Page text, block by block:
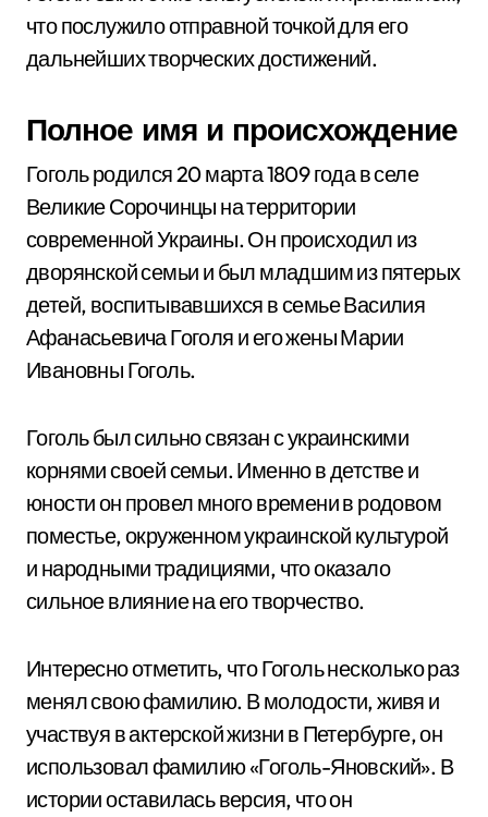
что послужило отправной точкой для его
дальнейших творческих достижений.
Полное имя и происхождение
Гоголь родился 20 марта 1809 года в селе
Великие Сорочинцы на территории
современной Украины. Он происходил из
дворянской семьи и был младшим из пятерых
детей, воспитывавшихся в семье Василия
Афанасьевича Гоголя и его жены Марии
Ивановны Гоголь.
Гоголь был сильно связан с украинскими
корнями своей семьи. Именно в детстве и
юности он провел много времени в родовом
поместье, окруженном украинской культурой
и народными традициями, что оказало
сильное влияние на его творчество.
Интересно отметить, что Гоголь несколько раз
менял свою фамилию. В молодости, живя и
участвуя в актерской жизни в Петербурге, он
использовал фамилию «Гоголь-Яновский». В
истории оставилась версия, что он